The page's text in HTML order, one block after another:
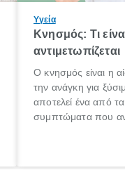
Υγεία
Κνησμός: Τι
αντιμετωπίζεται
Ο κνησμός είναι η
την ανάγκη για
αποτελεί ένα από
συμπτώματα που
πληροφορίες για το